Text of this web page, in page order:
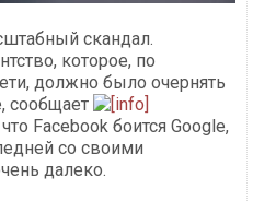
скандал.
которое, по
должно было очернять
сообщает
Facebook боится Google,
со своими
далеко.